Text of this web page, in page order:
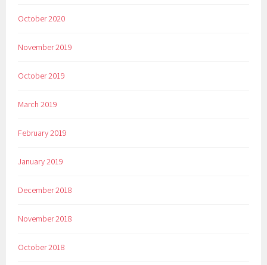
October 2020
November 2019
October 2019
March 2019
February 2019
January 2019
December 2018
November 2018
October 2018